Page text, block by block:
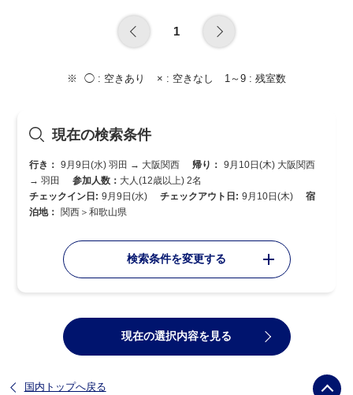
1
◯ : 空きあり × : 空きなし 1～9 : 残室数
現在の検索条件
行き： 9月9日(水) 羽田 → 大阪関西 帰り： 9月10日(木) 大阪関西
→ 羽田
参加人数： 大人(12歳以上) 2名
チェックイン日: 9月9日(水) チェックアウト日: 9月10日(木)
宿
泊地：
関西＞和歌山県
検索条件を変更する
現在の選択内容を見る
国内トップへ戻る